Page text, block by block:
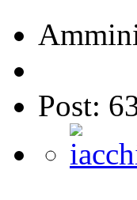
Post: